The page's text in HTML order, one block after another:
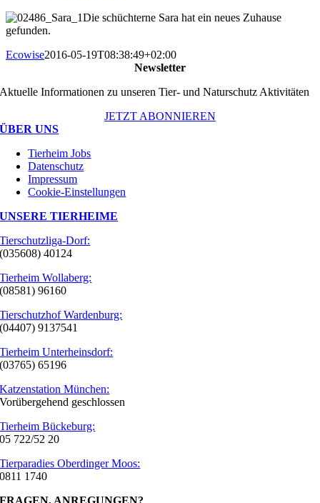
Die schüchterne Sara hat ein neues Zuhause
gefunden.
Ecowise2016-05-19T08:38:49+02:00
Newsletter
Aktuelle Informationen zu unseren Tier- und Naturschutz Aktivitäten
JETZT ABONNIEREN
ÜBER UNS
Tierheim Jobs
Datenschutz
Impressum
Cookie-Einstellungen
UNSERE TIERHEIME
Tierschutzliga-Dorf:
(035608) 40124
Tierheim Wollaberg:
(08581) 96160
Tierschutzhof Wardenburg:
(04407) 9137541
Tierheim Unterheinsdorf:
(03765) 65196
Katzenstation München:
Vorübergehend geschlossen
Tierheim Bückeburg:
05 722/52 20
Tierparadies Oberdinger Moos:
0811 1740
FRAGEN, ANREGUNGEN?